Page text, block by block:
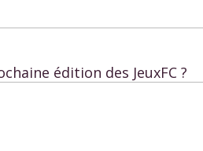
édition des JeuxFC ?